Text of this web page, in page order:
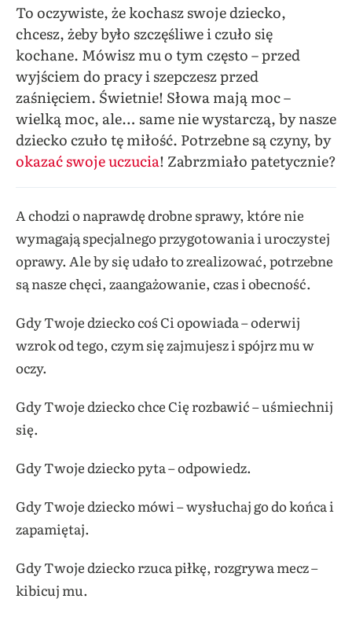
To oczywiste, że kochasz swoje dziecko,
chcesz, żeby było szczęśliwe i czuło się
kochane. Mówisz mu o tym często – przed
wyjściem do pracy iszepczeszprzed
zaśnięciem. Świetnie! Słowa mają moc –
wielką moc, ale… same nie wystarczą, by nasze
dziecko czuło tę miłość. Potrzebne są czyny, by
okazać swoje uczucia! Zabrzmiało patetycznie?
A chodzi o naprawdę drobne sprawy, które nie
wymagają specjalnego przygotowania i uroczystej
oprawy. Ale by się udało to zrealizować, potrzebne
są nasze chęci, zaangażowanie, czas i obecność.
Gdy Twoje dziecko coś Ci opowiada – oderwij
wzrok od tego, czym się zajmujesz i spójrz mu w
oczy.
Gdy Twoje dziecko chce Cię rozbawić – uśmiechnij
się.
Gdy Twoje dziecko pyta – odpowiedz.
Gdy Twoje dziecko mówi – wysłuchaj go do końca i
zapamiętaj.
Gdy Twoje dziecko rzuca piłkę, rozgrywa mecz –
kibicuj mu.